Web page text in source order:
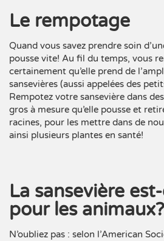
Le rempotage
Quand vous savez prendre soin
pousse vite! Au fil du temps, vous
certainement qu’elle prend de
sansevières (aussi appelées des
Rempotez votre sansevière dans
gros à mesure qu’elle pousse et
racines, pour les mettre dans de
ainsi plusieurs plantes en santé!
La sansevière
pour les animaux?
N’oubliez pas : selon l’American